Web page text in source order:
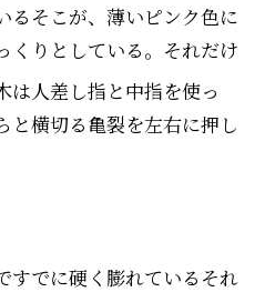
そこが、薄いピンク色に
くりとしている。それだけ
は人差し指と中指を使っ
と横切る亀裂を左右に押し
でに硬く膨れているそれ